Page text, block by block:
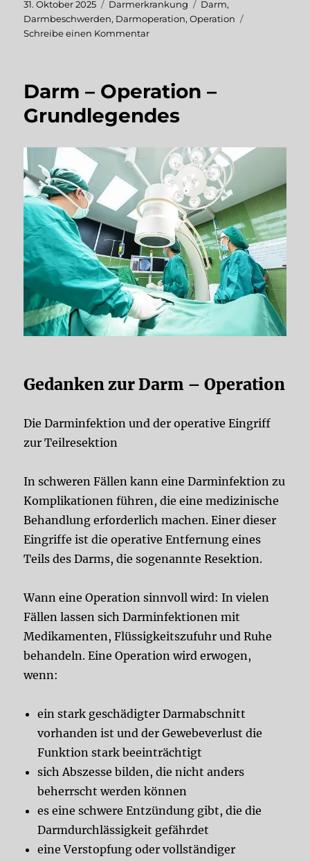
Veröffentlicht
am
31. Oktober 2025 Kategorien
Darmerkrankung Schlagwörter
Darm,
Darmbeschwerden, Darmoperation,Operation
Schreibe einen Kommentarzu
–
Darm – Operation –
Grundlegendes
Gedanken zur Darm – Operation
Die Darminfektion und der operative Eingriff
zur Teilresektion
In schweren Fällen kann eine Darminfektion zu
Komplikationen führen, die eine medizinische
Behandlung erforderlich machen. Einer dieser
Eingriffe ist die operative Entfernung eines
Teils des Darms, die sogenannte Resektion.
Wann eine Operation sinnvoll wird: In vielen
Fällen lassen sich Darminfektionen mit
Medikamenten, Flüssigkeitszufuhr und Ruhe
behandeln. Eine Operation wird erwogen,
wenn:
ein stark geschädigter Darmabschnitt
vorhanden ist und der Gewebeverlust die
Funktion stark beeinträchtigt
sich Abszesse bilden, die nicht anders
beherrscht werden können
es eine schwere Entzündung gibt, die die
Darmdurchlässigkeit gefährdet
eine Verstopfung oder vollständiger